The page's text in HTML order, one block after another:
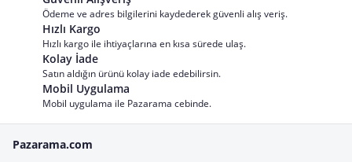
Ödeme ve adres bilgilerini kaydederek güvenli alış veriş.
Hızlı Kargo
Hızlı kargo ile ihtiyaçlarına en kısa sürede ulaş.
Kolay İade
Satın aldığın ürünü kolay iade edebilirsin.
Mobil Uygulama
Mobil uygulama ile Pazarama cebinde.
Pazarama.com